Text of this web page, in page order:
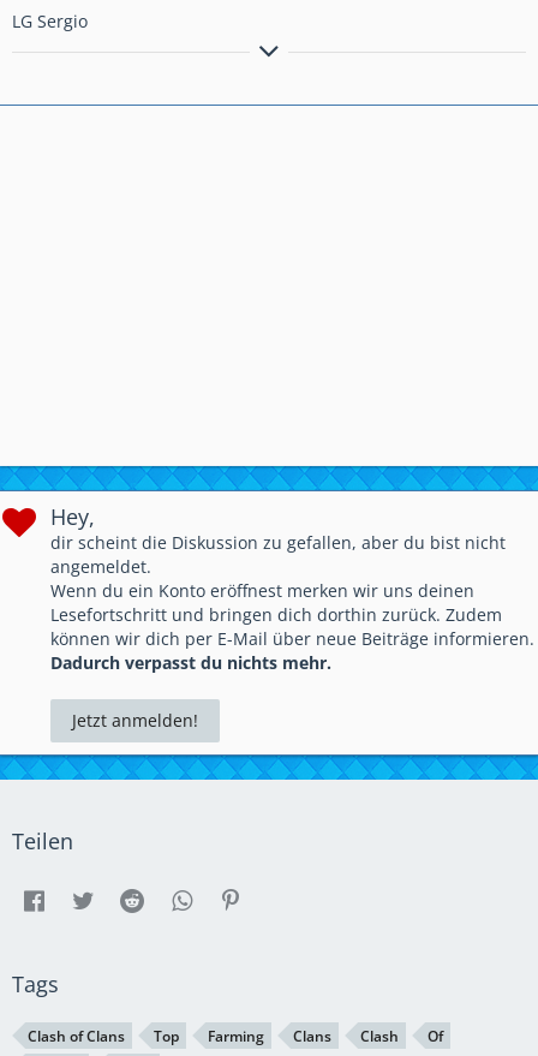
LG Sergio
Hier gibts noch mehr. Tipps / Tricks / Taktiken / Tutorials
<<<<<<<<<<<<<<youtube.com/2SP>>>>>>>>>>>>>>>>>>>
Hey,
dir scheint die Diskussion zu gefallen, aber du bist nicht
angemeldet.
Wenn du ein Konto eröffnest merken wir uns deinen
Lesefortschritt und bringen dich dorthin zurück. Zudem
können wir dich per E-Mail über neue Beiträge informieren.
Dadurch verpasst du nichts mehr.
Jetzt anmelden!
Teilen
Tags
Clash of Clans Top Farming Clans Clash
Of